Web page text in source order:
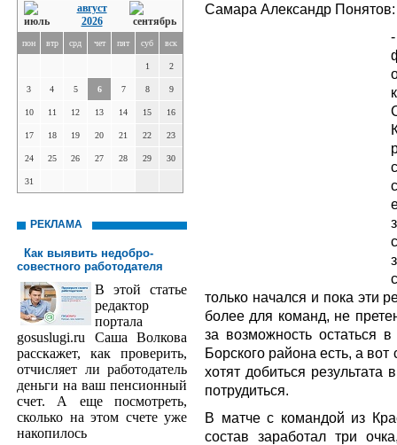
август
2026
пон втр срд чет пят суб вск
1 2
3 4 5 6 7 8 9
10 11 12 13 14 15 16
17 18 19 20 21 22 23
24 25 26 27 28 29 30
31
РЕКЛАМА
Как выявить недобро­
совестного работодателя
В этой статье
редактор
порта­ла
gosuslugi.ru Саша Волкова
расскажет, как проверить,
отчисляет ли работодатель
деньги на ваш пенсионный
счет. А еще посмотреть,
сколько на этом счете уже
накопилось
Самара Александр Понятов:
только начался и пока эти
более для команд, не
за возможность остаться
Борского района есть, а
хотят добиться результата
потрудиться.
В матче с командой из
состав заработал три